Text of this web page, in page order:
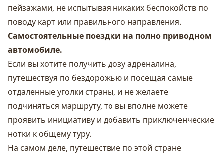
пейзажами, не испытывая никаких беспокойств по
поводу карт или правильного направления.
Самостоятельные поездки на полно приводном
автомобиле.
Если вы хотите получить дозу адреналина,
путешествуя по бездорожью и посещая самые
отдаленные уголки страны, и не желаете
подчиняться маршруту, то вы вполне можете
проявить инициативу и добавить приключенческие
нотки к общему туру.
На самом деле, путешествие по этой стране